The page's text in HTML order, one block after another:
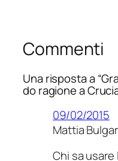
Commenti
Una risposta a
do ragione a
09/02/2015
Mattia
Chi sa